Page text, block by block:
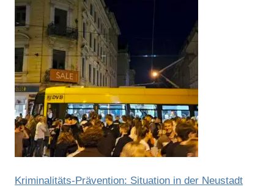
Kriminalitäts-Prävention: Situation in der Neustadt